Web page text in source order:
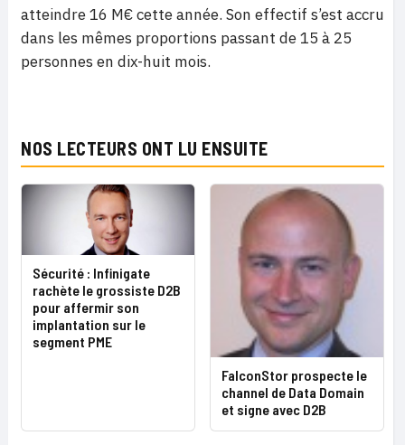
atteindre 16 M€ cette année. Son effectif s’est accru
dans les mêmes proportions passant de 15 à 25
personnes en dix-huit mois.
NOS LECTEURS ONT LU ENSUITE
Sécurité : Infinigate
rachète le grossiste D2B
pour affermir son
implantation sur le
segment PME
FalconStor prospecte le
channel de Data Domain
et signe avec D2B